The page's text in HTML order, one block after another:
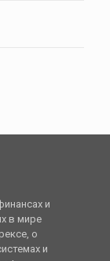
и
в мире
о
и